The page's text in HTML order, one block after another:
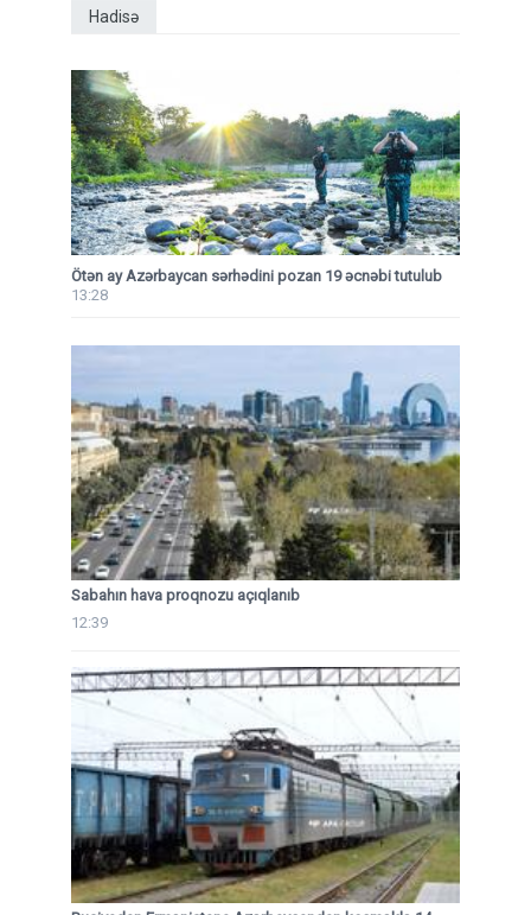
Hadisə
Ötən ay Azərbaycan sərhədini pozan 19 əcnəbi tutulub
13:28
Sabahın hava proqnozu açıqlanıb
12:39